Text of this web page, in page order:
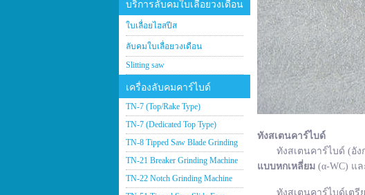
บริการลับคมใบเลื่อยวงเดือน
ใบเลื่อยไฮสปีส
ลับคมใบเลื่อยวงเดือน
Slitting saw
เครื่องลับคมคาร์ไบด์
TN-7 (Top/Rake Type)
TN-7 (Dedicated Top Type)
TN-8 Tipped Saw Blade Grinding
TN-21 Breaker Grinding Machine
TN-22 Notch Grinding Machine
ทังสเตนคาร์ไบด์
ทังสเตนคาร์ไบด์ (อังกฤ
แบบหกเหลี่ยม (α-WC) แล
ทังสเตนคาร์ไบด์เตรียม